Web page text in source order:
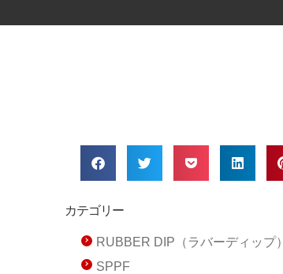
カテゴリー
RUBBER DIP（ラバーディップ）
SPPF